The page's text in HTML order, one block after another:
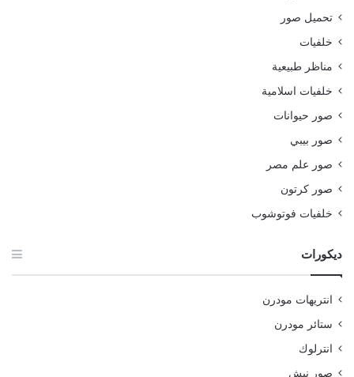
تحميل صور
خلفيات
مناظر طبيعية
خلفيات اسلامية
صور حيوانات
صور بيبي
صور علم مصر
صور كرتون
خلفيات فوتوشوب
ديكورات
انتريهات مودرن
ستائر مودرن
انترلوك
صور نيش